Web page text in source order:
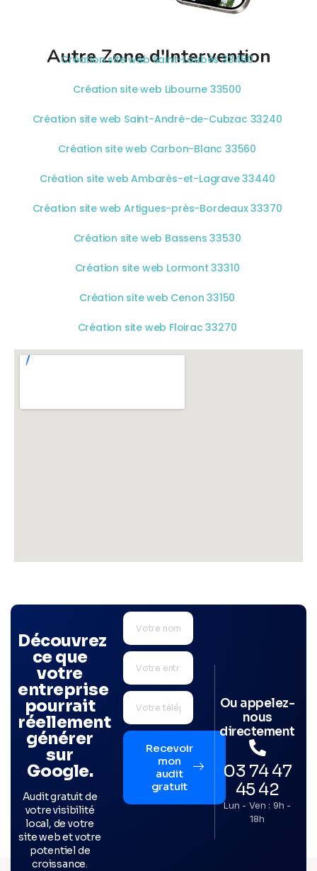
Autre Zone d'Intervention
Création site web Saint-Loubès 33450
Création site web Libourne 33500
Création site web Saint-André-de-Cubzac 33240
Création site web Carbon-Blanc 33560
Création site web Ambarès-et-Lagrave 33440
Création site web Artigues-près-Bordeaux 33370
Création site web Bassens 33530
Création site web Lormont 33310
Création site web Cenon 33150
Création site web Floirac 33270
Découvrez
ce que
votre
entreprise
pourrait
réellement
générer
sur
Google.
Audit gratuit de
votre visibilité
local, de votre
site web et votre
potentiel de
croissance.
Recevoir
mon
audit
gratuit
Ou appelez-
nous
directement
03 74 47
45 42
Lun - Ven : 9h -
18h